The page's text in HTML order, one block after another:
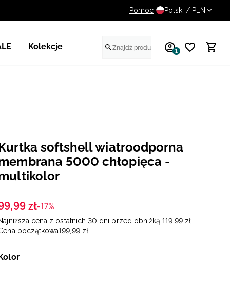
UWAGA NA FAŁSZYWE
Pomoc Polski / PLN
Kolekcje 1
softshell wiatroodporna
5000 chłopięca -
,99 zł-17%
cena z ostatnich 30 dni przed obniżką 119 99 zł
początkowa199 99 zł